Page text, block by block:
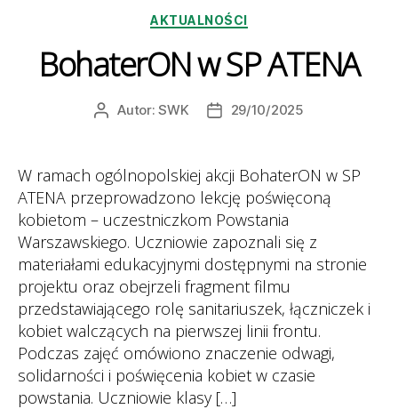
Kategorie
AKTUALNOŚCI
BohaterON w SP ATENA
AutorAutor:SWK
Data29/10/2025
W ramach ogólnopolskiej akcji BohaterON w SP
ATENA przeprowadzono lekcję poświęconą
kobietom – uczestniczkom Powstania
Warszawskiego. Uczniowie zapoznali się z
materiałami edukacyjnymi dostępnymi na stronie
projektu oraz obejrzeli fragment filmu
przedstawiającego rolę sanitariuszek, łączniczek i
kobiet walczących na pierwszej linii frontu.
Podczas zajęć omówiono znaczenie odwagi,
solidarności i poświęcenia kobiet w czasie
powstania. Uczniowie klasy […]